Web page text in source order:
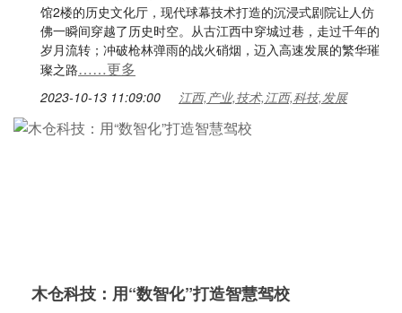
馆2楼的历史文化厅，现代球幕技术打造的沉浸式剧院让人仿
佛一瞬间穿越了历史时空。从古江西中穿城过巷，走过千年的
岁月流转；冲破枪林弹雨的战火硝烟，迈入高速发展的繁华璀
璨之路……更多
2023-10-13 11:09:00 江西,产业,技术,江西,科技,发展
木仓科技：用“数智化”打造智慧驾校